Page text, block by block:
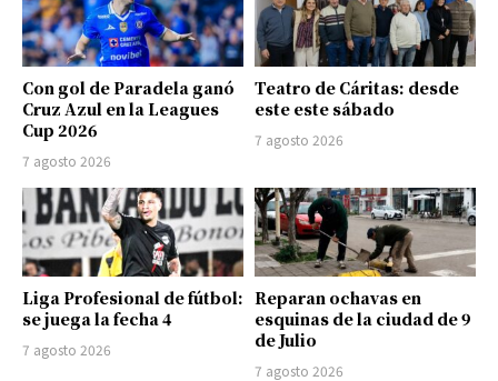
Con gol de Paradela ganó
Cruz Azul en la Leagues
Cup 2026
7 agosto 2026
Teatro de Cáritas: desde
este este sábado
7 agosto 2026
Liga Profesional de fútbol:
se juega la fecha 4
7 agosto 2026
Reparan ochavas en
esquinas de la ciudad de 9
de Julio
7 agosto 2026